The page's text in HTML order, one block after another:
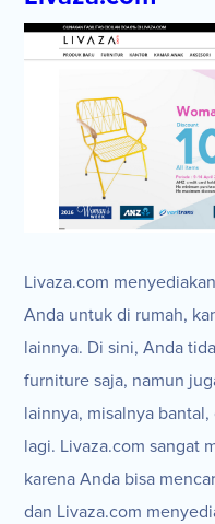
Livaza.com
Anda untuk di rumah,
lainnya. Di sini, Anda
furniture saja, namun
lainnya, misalnya
lagi. Livaza.com sangat
karena Anda bisa
dan Livaza.com